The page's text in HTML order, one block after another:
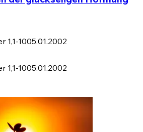
1,1-1005.01.2002
1,1-1005.01.2002